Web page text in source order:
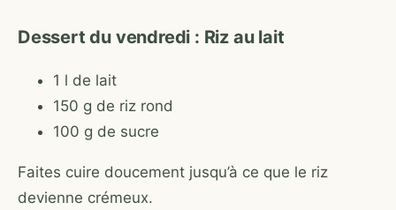
Dessert du vendredi : Riz au lait
1 l de lait
150 g de riz rond
100 g de sucre
Faites cuire doucement jusqu’à ce que le riz
devienne crémeux.